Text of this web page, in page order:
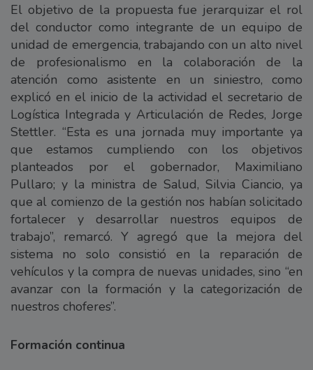
El objetivo de la propuesta fue jerarquizar el rol
del conductor como integrante de un equipo de
unidad de emergencia, trabajando con un alto nivel
de profesionalismo en la colaboración de la
atención como asistente en un siniestro, como
explicó en el inicio de la actividad el secretario de
Logística Integrada y Articulación de Redes, Jorge
Stettler. “Esta es una jornada muy importante ya
que estamos cumpliendo con los objetivos
planteados por el gobernador, Maximiliano
Pullaro; y la ministra de Salud, Silvia Ciancio, ya
que al comienzo de la gestión nos habían solicitado
fortalecer y desarrollar nuestros equipos de
trabajo”, remarcó. Y agregó que la mejora del
sistema no solo consistió en la reparación de
vehículos y la compra de nuevas unidades, sino “en
avanzar con la formación y la categorización de
nuestros choferes”.
Formación continua